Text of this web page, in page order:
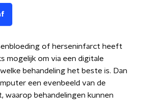
of herseninfarct heeft
mogelijk om via een digitale
behandeling het beste is. Dan
een evenbeeld van de
waarop behandelingen kunnen